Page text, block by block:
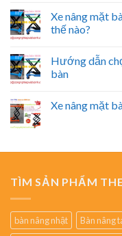
Xe nâng mặt
thế nào?
Hướng dẫn
bàn
Xe nâng mặt
TÌM SẢN PHẨM
bàn nâng nhật
Bàn nâng